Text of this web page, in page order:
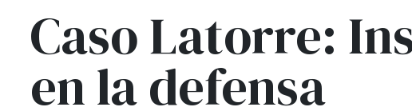
Caso Latorre:
en la defensa